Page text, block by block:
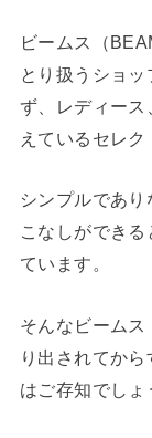
ビームス（
とり扱うショ
ず、レディー
えているセレク
シンプルであ
こなしができ
ています。
そんなビーム
り出されてか
はご存知でしょ